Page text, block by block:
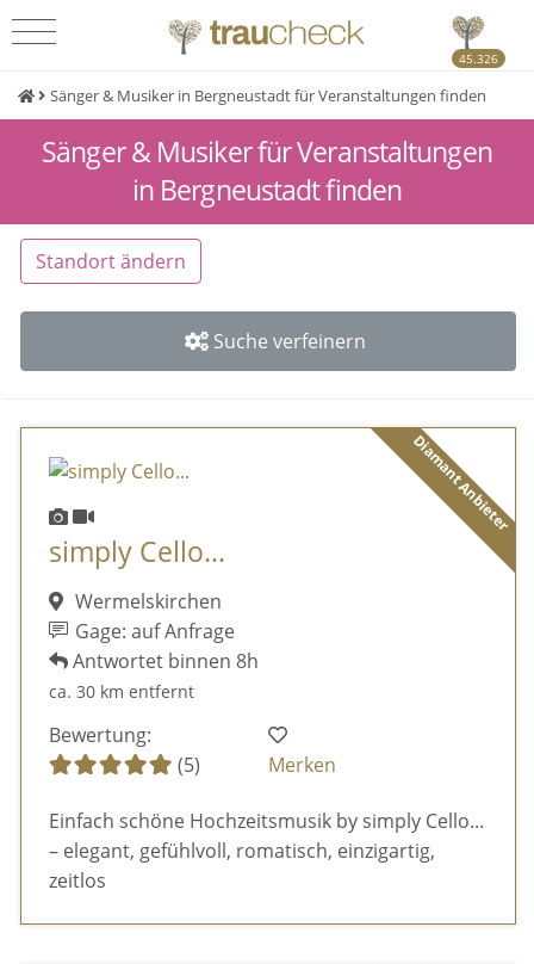
45.326
Sänger & Musiker in Bergneustadt für Veranstaltungen finden
Sänger & Musiker für Veranstaltungen
in Bergneustadt finden
Standort ändern
Suche verfeinern
Diamant Anbieter
simply Cello...
Wermelskirchen
Gage: auf Anfrage
Antwortet binnen 8h
ca. 30 km entfernt
Bewertung:
(5)
Merken
Einfach schöne Hochzeitsmusik by simply Cello...
– elegant, gefühlvoll, romatisch, einzigartig,
zeitlos